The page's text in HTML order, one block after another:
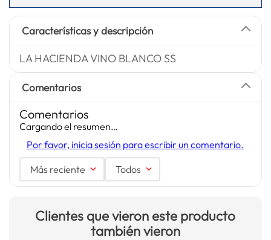
Características y descripción
LA HACIENDA VINO BLANCO SS
Comentarios
Comentarios
Cargando el resumen…
Por favor, inicia sesión para escribir un comentario.
Más reciente Todos
Clientes que vieron este producto
también vieron